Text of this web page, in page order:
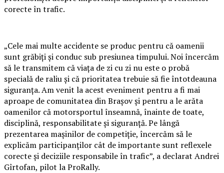
corecte în trafic.
„Cele mai multe accidente se produc pentru că oamenii
sunt grăbiți și conduc sub presiunea timpului. Noi încercăm
să le transmitem că viața de zi cu zi nu este o probă
specială de raliu și că prioritatea trebuie să fie întotdeauna
siguranța. Am venit la acest eveniment pentru a fi mai
aproape de comunitatea din Brașov și pentru a le arăta
oamenilor că motorsportul înseamnă, înainte de toate,
disciplină, responsabilitate și siguranță. Pe lângă
prezentarea mașinilor de competiție, încercăm să le
explicăm participanților cât de importante sunt reflexele
corecte și deciziile responsabile în trafic”, a declarat Andrei
Gîrtofan, pilot la ProRally.